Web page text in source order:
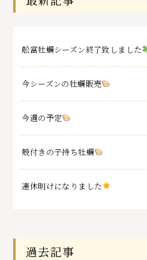
舩富牡蠣シーズン終了致しました
今シーズンの牡蠣販売
今週の予定
殻付きの子持ち牡蠣
連休明けになりました
過去記事